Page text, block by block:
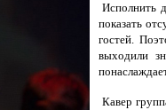
Исполнить
показать
гостей.
выходили
Кавер